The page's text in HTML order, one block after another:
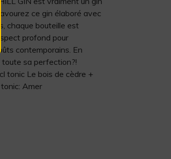
ce gin élaboré avec
chaque bouteille est
profond pour
contemporains. En
toute sa perfection?!
tonic Le bois de cèdre +
Amer